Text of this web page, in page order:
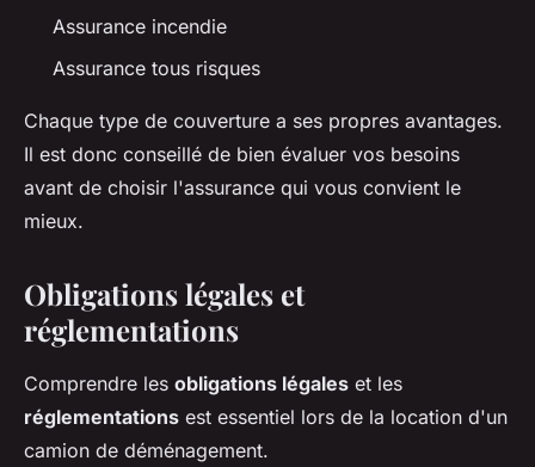
Assurance incendie
Assurance tous risques
Chaque type de couverture a ses propres avantages.
Il est donc conseillé de bien évaluer vos besoins
avant de choisir l'assurance qui vous convient le
mieux.
Obligations légales et
réglementations
Comprendre les obligations légales et les
réglementations est essentiel lors de la location d'un
camion de déménagement.